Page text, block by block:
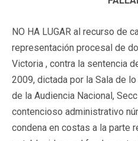
NO HA LUGAR al recurso de
representación procesal de
Victoria , contra la sentencia
2009, dictada por la Sala de
de la Audiencia Nacional,
contencioso administrativo
condena en costas a la parte